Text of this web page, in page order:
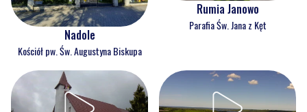
Nadole
Kościół pw. Św. Augustyna Biskupa
Rumia Janowo
Parafia Św. Jana z Kęt